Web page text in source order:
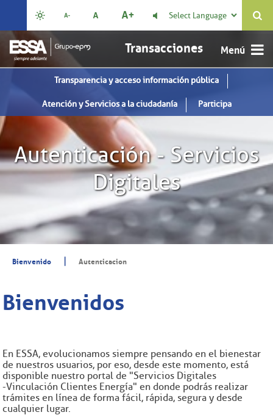
Select Language 
Transacciones
Transparencia y acceso información pública
Atención y Servicios a la ciudadanía Participa
Autenticación - Servicios
Digitales
Bienvenido | Autenticacion
Bienvenidos
En ESSA, evolucionamos siempre pensando en el bienestar
de nuestros usuarios, por eso, desde este momento, está
disponible nuestro portal de "Servicios Digitales
- Vinculación Clientes Energía" en donde podrás realizar
trámites en línea de forma fácil, rápida, segura y desde
cualquier lugar.